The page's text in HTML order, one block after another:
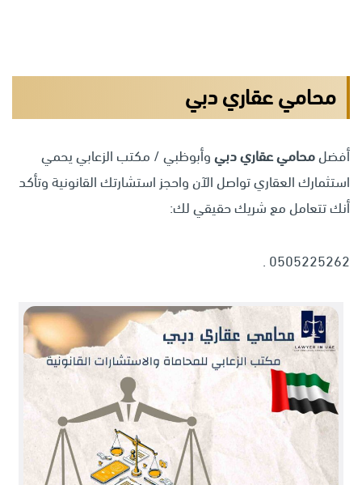
محامي عقاري دبي
أفضلمحامي عقاري دبيوأبوظبي / مكتب الزعابي يحمي
استثمارك العقاري تواصل الآن واحجز استشارتك القانونية وتأكد
أنك تتعامل مع شريك حقيقي لك:
0505225262 .